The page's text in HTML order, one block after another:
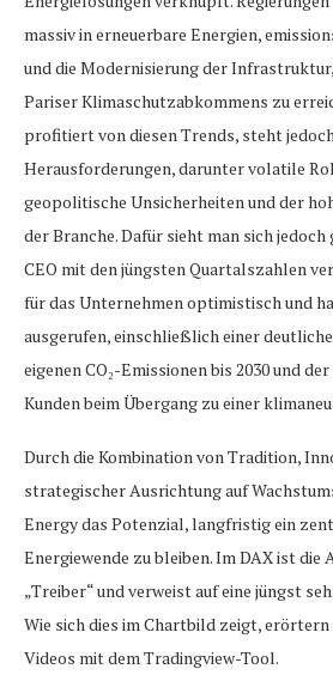
massiv in erneuerbare Energien,
und die Modernisierung der
Pariser Klimaschutzabkommens zu
profitiert von diesen Trends, steht
Herausforderungen, darunter volatile
geopolitische Unsicherheiten und der
der Branche. Dafür sieht man sich
CEO mit den jüngsten Quartalszahlen
für das Unternehmen optimistisch und
ausgerufen, einschließlich einer
eigenen CO₂-Emissionen bis 2030 und
Kunden beim Übergang zu einer
Durch die Kombination von Tradition,
strategischer Ausrichtung auf
Energy das Potenzial, langfristig ein
Energiewende zu bleiben. Im DAX ist die
„Treiber“ und verweist auf eine jüngst
Wie sich dies im Chartbild zeigt,
Videos mit dem Tradingview-Tool.